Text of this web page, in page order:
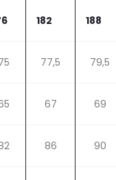
182 188
77,5 79,5
67 69
86 90